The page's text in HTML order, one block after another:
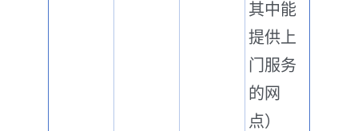
其中能
提供上
门服务
的网
点）